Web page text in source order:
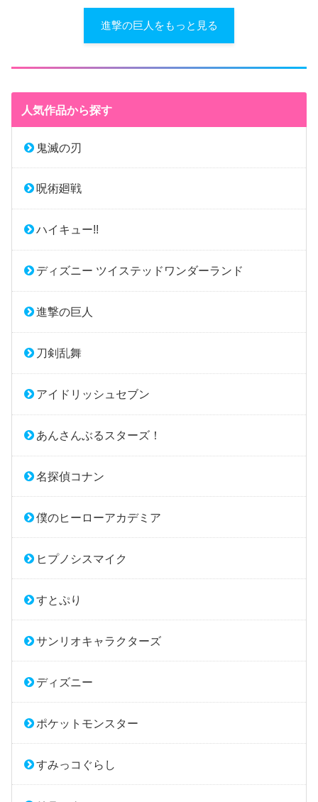
進撃の巨人をもっと見る
人気作品から探す
鬼滅の刃
呪術廻戦
ハイキュー!!
ディズニー ツイステッドワンダーランド
進撃の巨人
刀剣乱舞
アイドリッシュセブン
あんさんぶるスターズ！
名探偵コナン
僕のヒーローアカデミア
ヒプノシスマイク
すとぷり
サンリオキャラクターズ
ディズニー
ポケットモンスター
すみっコぐらし